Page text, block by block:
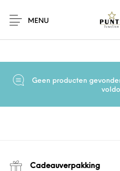
MENU
Home / Producten getagged
Geen producten
Cadeauverpakking